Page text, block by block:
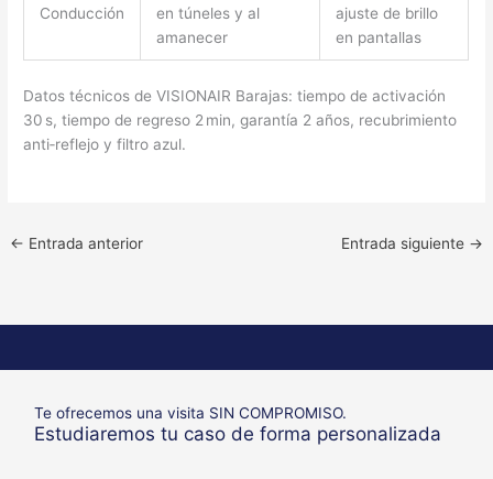
Conducción
en túneles y al
amanecer
ajuste de brillo
en pantallas
Datos técnicos de VISIONAIR Barajas: tiempo de activación
30 s, tiempo de regreso 2 min, garantía 2 años, recubrimiento
anti‑reflejo y filtro azul.
← Entrada anterior Entrada siguiente →
Te ofrecemos una visita SIN COMPROMISO.
Estudiaremos tu caso de forma personalizada